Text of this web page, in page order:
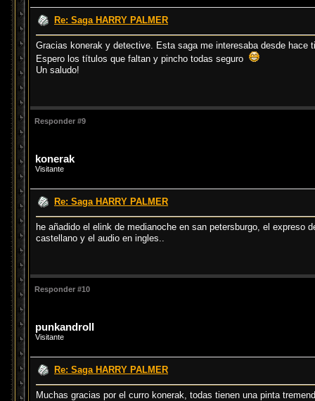
Re: Saga HARRY PALMER
Gracias konerak y detective. Esta saga me interesaba desde
Espero los títulos que faltan y pincho todas seguro
Un saludo!
Responder #9
konerak
Visitante
Re: Saga HARRY PALMER
he añadido el elink de medianoche en san petersburgo, el expreso
castellano y el audio en ingles..
Responder #10
punkandroll
Visitante
Re: Saga HARRY PALMER
Muchas gracias por el curro konerak, todas tienen una pinta